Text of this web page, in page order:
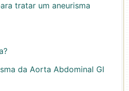
tratar um aneurisma
da Aorta Abdominal GI